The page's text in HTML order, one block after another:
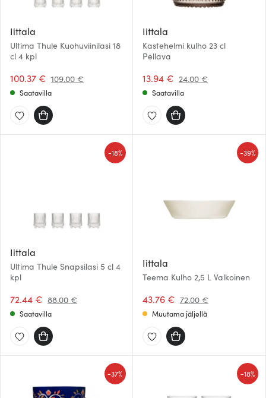
Iittala
Ultima Thule Kuohuviinilasi 18
cl 4 kpl
100.37 € 109.00 €
Saatavilla
Iittala
Kastehelmi kulho 23 cl
Pellava
13.94 € 24.00 €
Saatavilla
Iittala
Ultima Thule Snapsilasi 5 cl 4
kpl
72.44 € 88.00 €
-18%
Saatavilla
Iittala
Teema Kulho 2,5 L Valkoinen
43.76 € 72.00 €
-39%
Muutama jäljellä
-37% -18%